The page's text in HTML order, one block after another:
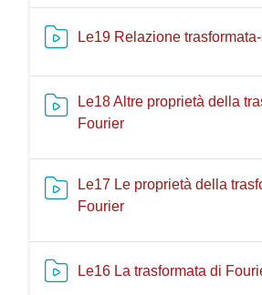
Le19 Relazione
Le18 Altre proprietà della
FourierRisorsa video Kaltura
Le17 Le proprietà della
FourierRisorsa video Kaltura
Le16 La trasformata di